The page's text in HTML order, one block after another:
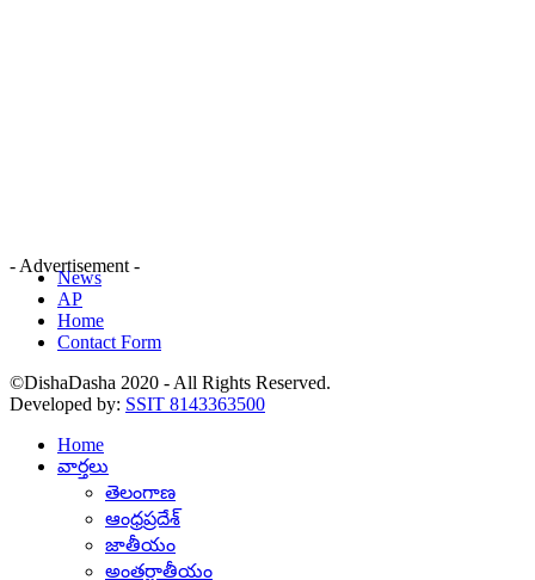
- Advertisement -
News
AP
Home
Contact Form
©DishaDasha 2020 - All Rights Reserved.
Developed by: SSIT 8143363500
Home
వార్తలు
తెలంగాణ
ఆంధ్రప్రదేశ్
జాతీయం
అంతర్జాతీయం